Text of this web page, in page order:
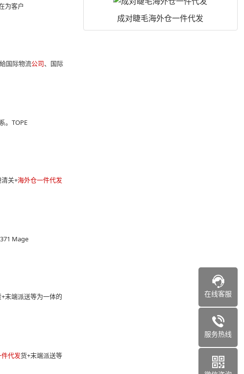
为客户
国际物流公司、国际
。TOPE
关+海外仓一件代发
Mage
+末端派送等为一体的
代发货+末端派送等
成对睫毛海外仓一件代发
在线客服
服务热线